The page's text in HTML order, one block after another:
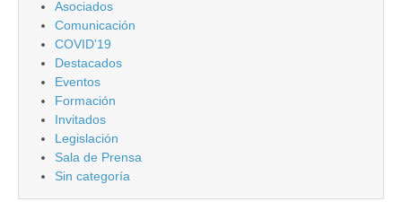
Asociados
Comunicación
COVID'19
Destacados
Eventos
Formación
Invitados
Legislación
Sala de Prensa
Sin categoría